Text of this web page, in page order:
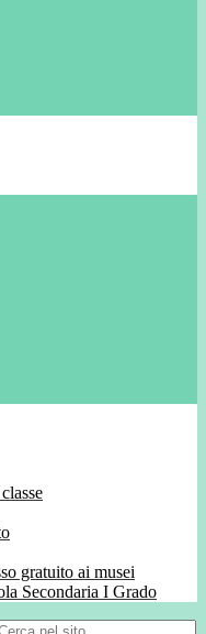
gratuito ai musei
Secondaria I Grado